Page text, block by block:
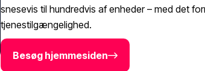
snesevis til hundredvis af enheder – med det
tjenestilgængelighed.
Besøg hjemmesiden